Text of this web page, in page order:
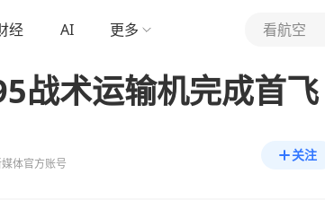
经 AI 更多 看航空
战术运输机完成首飞
体官方账号
关注